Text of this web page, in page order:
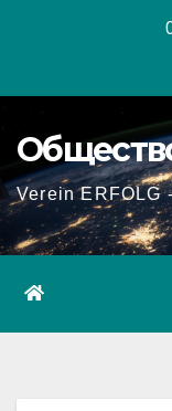
Verein ERFOLG